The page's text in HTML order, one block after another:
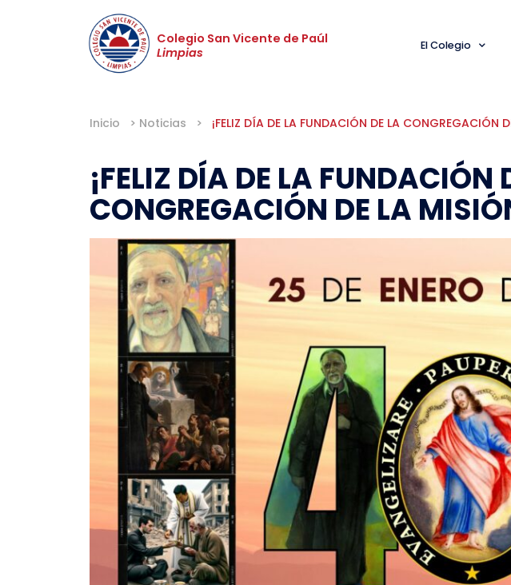
Colegio San Vicente de Paúl
Limpias
El Colegio
Inicio > Noticias > ¡FELIZ DÍA DE LA FUNDACIÓN DE LA CONGREGACIÓN
¡FELIZ DÍA DE LA FUNDACIÓN
CONGREGACIÓN DE LA